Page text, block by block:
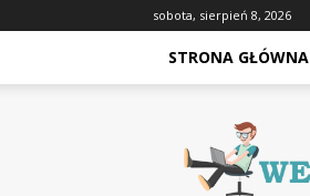
sobota, sierpień 8, 2026
STRONA GŁÓWNA
Webspace.pl